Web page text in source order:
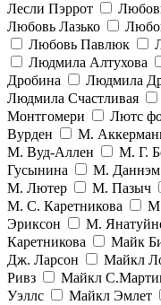
Лесли Пэррот
Любовь Лазько
Любовь Павлюк
Людмила Алтухова
Дробина
Людмила
Людмила Счастливая
Монтгомери
Лютс
Вурден
М.
М. Вуд-Аллен
М. Г.
Гусынина
М. Даннэм
М. Лютер
М. Пазыч
М. С. Каретникова
Эриксон
М.
Каретникова
Майк
Дж. Ларсон
Майкл
Ривз
Майкл
Уэллс
Майкл Эмлет